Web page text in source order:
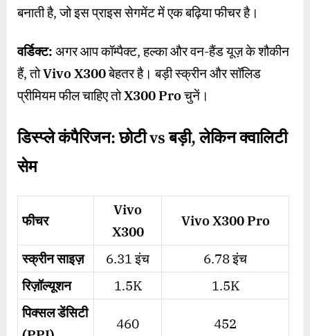
बनाती है, जो इस प्राइस सेगमेंट में एक बढ़िया फीचर है।
वर्डिक्ट: अगर आप कॉम्पैक्ट, हल्का और वन-हैंड यूज़ के शौकीन
हैं, तोVivo X300बेहतर है। बड़ी स्क्रीन और सॉलिड
प्रीमियम फील चाहिए तोX300 Proचुनें।
डिस्प्ले कंपैरिजन: छोटी vs बड़ी, लेकिन क्वालिटी
सेम
फीचर
Vivo
X300
Vivo X300 Pro
स्क्रीन साइज़ 6.31 इंच
6.78 इंच
रिज़ॉल्यूशन
1.5K
1.5K
पिक्सल डेंसिटी
460 452